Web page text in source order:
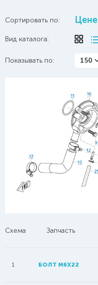
Сортировать по: Цене
Вид каталога:
Показывать по: 150
Схема Запчасть
1 БОЛТ M6X22